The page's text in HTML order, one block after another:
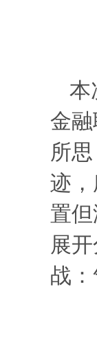
本
金
所
迹
置
展
战